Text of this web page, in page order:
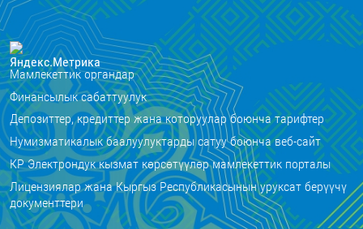
Мамлекеттик органдар
Финансылык сабаттуулук
Депозиттер, кредиттер жана которуулар боюнча тарифтер
Нумизматикалык баалуулуктарды сатуу боюнча веб-сайт
КР Электрондук кызмат көрсөтүүлөр мамлекеттик порталы
Лицензиялар жана Кыргыз Республикасынын уруксат берүүчү
документтери